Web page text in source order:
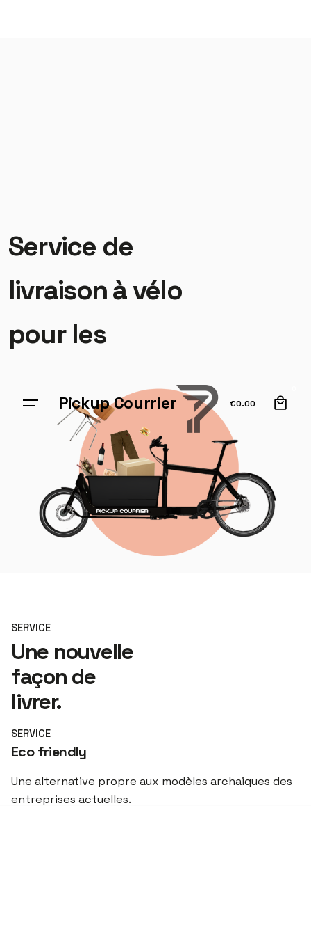
Pickup Courrier €0.00
Service de
livraison à vélo
pour les
SERVICE
Une nouvelle
façon de
livrer.
SERVICE
Eco friendly
Une alternative propre aux modèles archaiques des
entreprises actuelles.